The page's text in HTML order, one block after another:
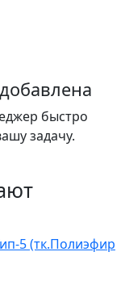
быстро
задачу.